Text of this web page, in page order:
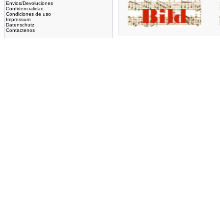
Envios/Devoluciones
Confidencialidad
Condiciones de uso
Impressum
Datenschutz
Contactenos